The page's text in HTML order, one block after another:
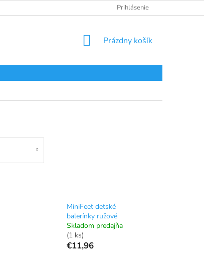
Prihlásenie
NÁKUPNÝ
Prázdny košík
MiniFeet detské
balerínky ružové
Skladom predajňa
(1 ks)
€11,96